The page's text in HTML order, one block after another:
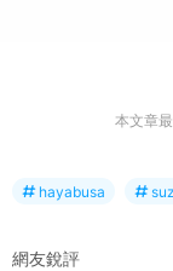
本文章
hayabusa
網友銳評